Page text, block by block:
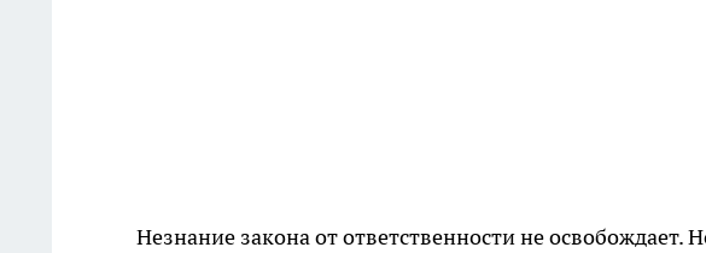
Незнание закона от ответственности не